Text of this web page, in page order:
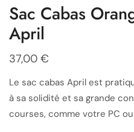
Sac Cabas
April
37,00 €
Le sac cabas April est
à sa solidité et sa grande
courses, comme votre PC